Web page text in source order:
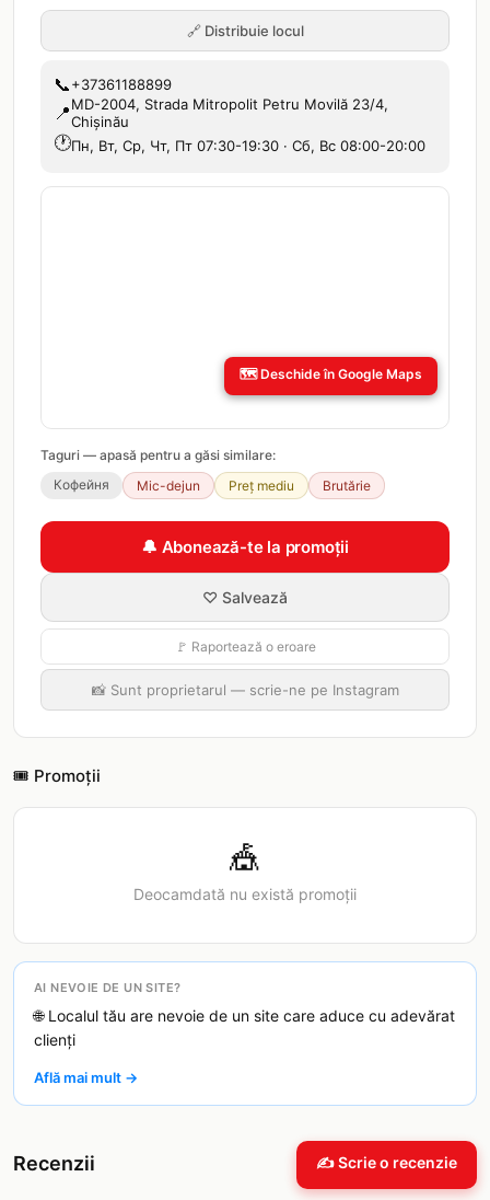
🔗 Distribuie locul
📞+37361188899
📍MD-2004, Strada Mitropolit Petru Movilă 23/4,
Chișinău
🕐Пн, Вт, Ср, Чт, Пт 07:30-19:30 · Сб, Вс 08:00-20:00
🗺️Deschide în Google Maps
Taguri — apasă pentru a găsi similare:
Кофейня
Mic-dejun Preț mediu Brutărie
🔔 Abonează-te la promoții
♡ Salvează
🚩 Raportează o eroare
📸 Sunt proprietarul — scrie-ne pe Instagram
🎟️ Promoții
🎪
Deocamdată nu există promoții
AI NEVOIE DE UN SITE?
🌐 Localul tău are nevoie de un site care aduce cu adevărat
clienți
Află mai mult →
Recenzii ✍️ Scrie o recenzie